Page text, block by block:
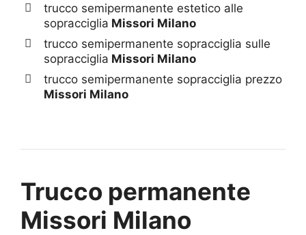
trucco semipermanente estetico alle
sopracciglia Missori Milano
trucco semipermanente sopracciglia sulle
sopracciglia Missori Milano
trucco semipermanente sopracciglia prezzo
Missori Milano
Trucco permanente
Missori Milano